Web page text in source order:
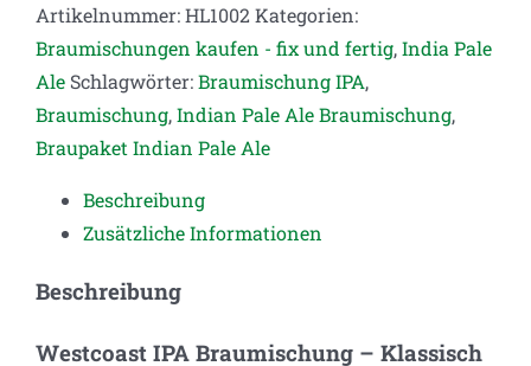
mit
intensivem
Aroma
Menge
Artikelnummer:HL1002 Kategorien:
Braumischungen kaufen - fix und fertig,India Pale
Ale Schlagwörter:Braumischung IPA,
Braumischung,Indian Pale Ale Braumischung,
Braupaket Indian Pale Ale
Beschreibung
Zusätzliche Informationen
Beschreibung
Westcoast IPA Braumischung – Klassisch